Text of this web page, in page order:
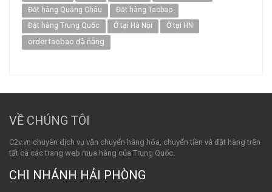
Đặt hàng Quảng Châu
Đặt hàng Taobao
Đặt hàng Trung Quốc
Ở tại Hà Nội Ở tại HN
order taobao đà nẵng
VỀ CHÚNG TÔI
C2v.vn chuyên dịch vụ vận chuyển hàng hóa, chuyển tiền và đặt hàng trên
tất cả các trang web mua hàng của Trung Quốc.
CHI NHÁNH HẢI PHÒNG